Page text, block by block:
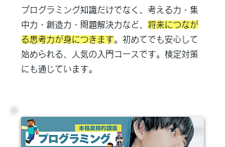
プログラミング知識だけでなく、考える力・集
中力・創造力・問題解決力など、 将来につなが
る思考力が身につきます。初めてでも安心して
始められる、人気の入門コースです。検定対策
にも通じています。